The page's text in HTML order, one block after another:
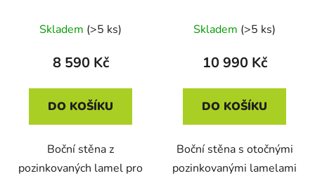
Skladem (>5 ks)
8 590 Kč
DO KOŠÍKU
Boční stěna z
pozinkovaných lamel pro
Austin
Skladem (>5 ks)
10 990 Kč
DO KOŠÍKU
Boční stěna s otočnými
pozinkovanými lamelami